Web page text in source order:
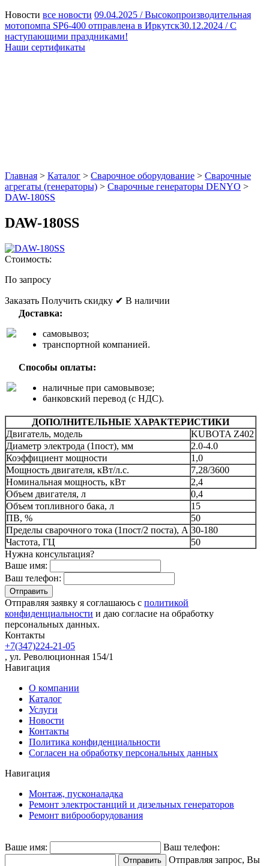
Новости все новости 09.04.2025 /Высокопроизводительная
мотопомпа SP6-400 отправлена в Иркутск30.12.2024 /С
наступающими праздниками!
Наши сертификаты
Главная > Каталог > Сварочное оборудование > Сварочные
агрегаты (генераторы) > Сварочные генераторы DENYO >
DAW-180SS
DAW-180SS
Стоимость:
По запросу
Заказать Получить скидку ✔ В наличии
Доставка:
самовывоз;
транспортной компанией.
Способы оплаты:
наличные при самовывозе;
банковский перевод (с НДС).
ДОПОЛНИТЕЛЬНЫЕ ХАРАКТЕРИСТИКИ
Двигатель, модель
KUBOTA Z402
Диаметр электрода (1пост), мм
2.0-4.0
Коэффициент мощности
1,0
Мощность двигателя, кВт/л.с.
7,28/3600
Номинальная мощность, кВт
2,4
Объем двигателя, л
0,4
Объем топливного бака, л
15
ПВ, %
50
Пределы сварочного тока (1пост/2 поста), А 30-180
Частота, ГЦ
50
Нужна консультация?
Ваше имя:
Ваш телефон:
Отправляя заявку я соглашаюсь с политикой
конфиденциальности и даю согласие на обработку
персональных данных.
Контакты
+7(347)224-21-05
, ул. Революционная 154/1
Навигация
О компании
Каталог
Услуги
Новости
Контакты
Политика конфиденциальности
Согласен на обработку персональных данных
Навигация
Монтаж, пусконаладка
Ремонт электростанций и дизельных генераторов
Ремонт виброоборудования
Ваше имя:
Ваш телефон:
Отправляя запрос, Вы